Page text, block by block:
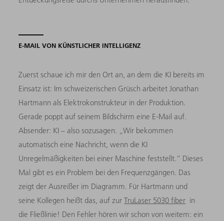
E-MAIL VON KÜNSTLICHER INTELLIGENZ
Zuerst schaue ich mir den Ort an, an dem die KI bereits im
Einsatz ist: Im schweizerischen Grüsch arbeitet Jonathan
Hartmann als Elektrokonstrukteur in der Produktion.
Gerade poppt auf seinem Bildschirm eine E-Mail auf.
Absender: KI – also sozusagen. „Wir bekommen
automatisch eine Nachricht, wenn die KI
Unregelmäßigkeiten bei einer Maschine feststellt.“ Dieses
Mal gibt es ein Problem bei den Frequenzgängen. Das
zeigt der Ausreißer im Diagramm. Für Hartmann und
seine Kollegen heißt das, auf zurTruLaser 5030 fiber in
die Fließlinie! Den Fehler hören wir schon von weitem: ein